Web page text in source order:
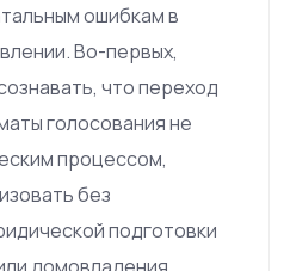
ошибкам в
Во-первых,
что переход
голосования не
процессом,
без
подготовки
домовладения.